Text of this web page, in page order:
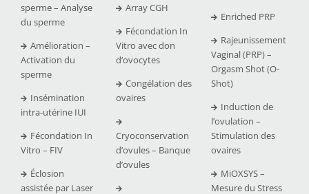
sperme – Analyse
du sperme
Amélioration –
Activation du
sperme
Insémination
intra-utérine IUI
Fécondation In
Vitro – FIV
Éclosion
assistée par Laser
Array CGH
Fécondation In
Vitro avec don
d’ovocytes
Congélation des
ovaires
Cryoconservation
d’ovules – Banque
d’ovules
Enriched PRP
Rajeunissement
Vaginal (PRP) –
Orgasm Shot (O-
Shot)
Induction de
l’ovulation –
Stimulation des
ovaires
MiOXSYS –
Mesure du Stress